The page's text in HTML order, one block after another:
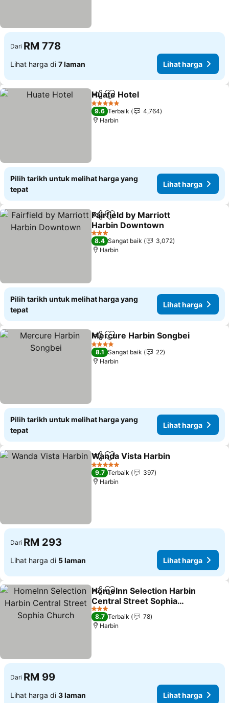
Dari RM 778
Lihat harga di 7 laman Lihat harga
KongsiTambah ke favorit
Huate Hotel
5 Bintang
9.6 Terbaik
4,764
Harbin
Pilih tarikh untuk melihat harga yang
tepat
Lihat harga
KongsiTambah ke favorit
Fairfield by Marriott
Harbin Downtown
3 Bintang
8.4 Sangat baik
3,072
Harbin
Pilih tarikh untuk melihat harga yang
tepat
Lihat harga
KongsiTambah ke favorit
Mercure Harbin Songbei
4 Bintang
8.1 Sangat baik
22
Harbin
Pilih tarikh untuk melihat harga yang
tepat
Lihat harga
KongsiTambah ke favorit
Wanda Vista Harbin
5 Bintang
9.7 Terbaik
397
Harbin
Dari RM 293
Lihat harga di 5 laman Lihat harga
KongsiTambah ke favorit
HomeInn Selection Harbin
Central Street Sophia
Church
3 Bintang
8.7 Terbaik
78
Harbin
Dari RM 99
Lihat harga di 3 laman Lihat harga